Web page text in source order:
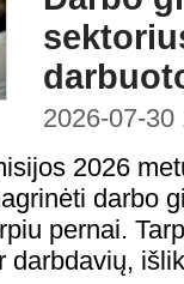
2026-07-30
2026
darbo
pernai.
darbdavių,